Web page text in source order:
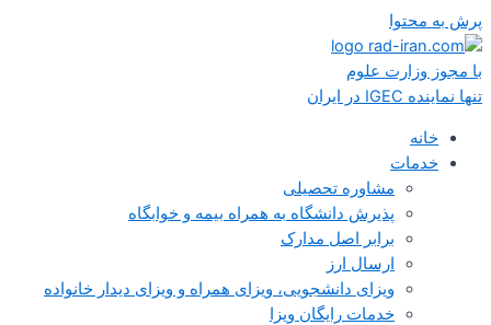
پرش به محتوا
با مجوز وزارت علوم
تنها نماینده IGEC در ایران
خانه
خدمات
مشاوره تحصیلی
پذیرش دانشگاه به همراه بیمه و خوابگاه
برابر اصل مدارک
ارسال ارز
ویزای دانشجویی، ویزای همراه و ویزای دیدار خانواده
خدمات رایگان ویزا